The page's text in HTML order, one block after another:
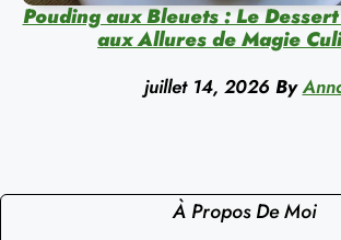
Pouding aux Bleuets : Le
aux Allures de Magie
juillet 14, 2026 By
À Propos De Moi